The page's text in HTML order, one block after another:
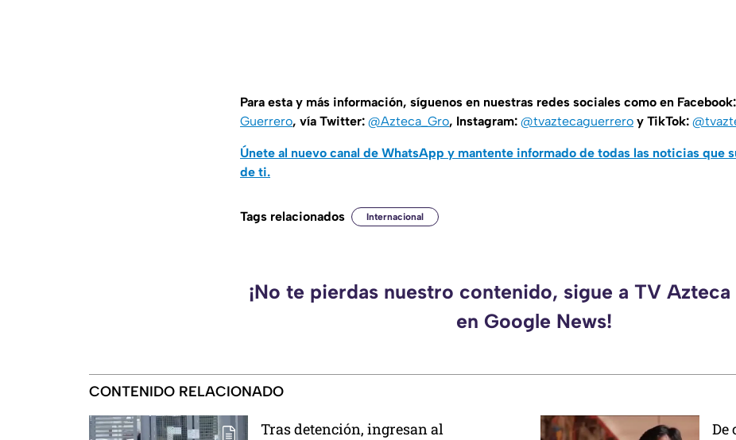
Para esta y más información, síguenos en nuestras redes sociales como en Facebook:
Guerrero, vía Twitter: @Azteca_Gro, Instagram: @tvaztecaguerrero y TikTok:
Únete al nuevo canal de WhatsApp y mantente informado de todas las noticias que
de ti.
Tags relacionados Internacional
¡No te pierdas nuestro contenido, sigue a TV
en Google News!
CONTENIDO RELACIONADO
Tras detención, ingresan al
De